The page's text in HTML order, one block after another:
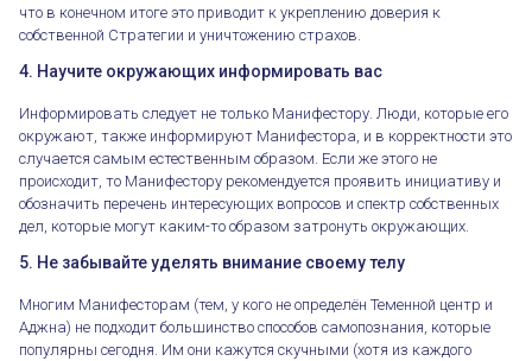
что в конечном итоге это приводит к укреплению доверия к
собственной Стратегии и уничтожению страхов.
4. Научите окружающих информировать вас
Информировать следует не только Манифестору. Люди, которые его
окружают, также информируют Манифестора, и в корректности это
случается самым естественным образом. Если же этого не
происходит, то Манифестору рекомендуется проявить инициативу и
обозначить перечень интересующих вопросов и спектр собственных
дел, которые могут каким-то образом затронуть окружающих.
5. Не забывайте уделять внимание своему телу
Многим Манифесторам (тем, у кого не определён Теменной центр и
Аджна) не подходит большинство способов самопознания, которые
популярны сегодня. Им они кажутся скучными (хотя из каждого